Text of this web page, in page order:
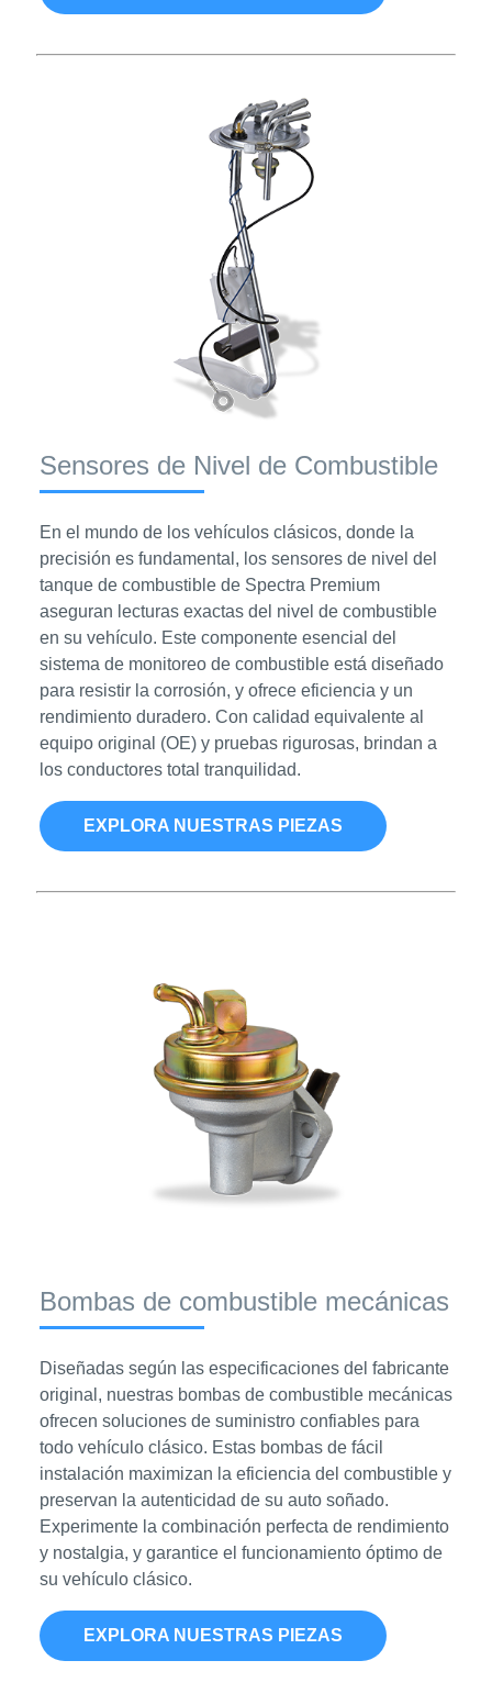
Sensores de Nivel de Combustible
En el mundo de los vehículos clásicos, donde la
precisión es fundamental, los sensores de nivel del
tanque de combustible de Spectra Premium
aseguran lecturas exactas del nivel de combustible
en su vehículo. Este componente esencial del
sistema de monitoreo de combustible está diseñado
para resistir la corrosión, y ofrece eficiencia y un
rendimiento duradero. Con calidad equivalente al
equipo original (OE) y pruebas rigurosas, brindan a
los conductores total tranquilidad.
EXPLORA NUESTRAS PIEZAS
Bombas de combustible mecánicas
Diseñadas según las especificaciones del fabricante
original, nuestras bombas de combustible mecánicas
ofrecen soluciones de suministro confiables para
todo vehículo clásico. Estas bombas de fácil
instalación maximizan la eficiencia del combustible y
preservan la autenticidad de su auto soñado.
Experimente la combinación perfecta de rendimiento
y nostalgia, y garantice el funcionamiento óptimo de
su vehículo clásico.
EXPLORA NUESTRAS PIEZAS